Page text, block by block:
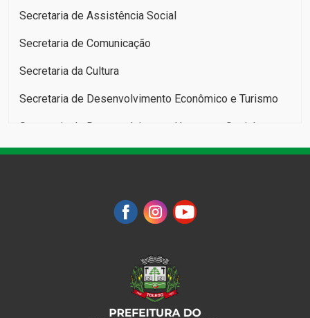
Secretaria de Assistência Social
Secretaria de Comunicação
Secretaria da Cultura
Secretaria de Desenvolvimento Econômico e Turismo
Secretaria de Desenvolvimento Humano e Social:
Secretaria de Esportes e Lazer
Secretaria da Fazenda
Secretaria da Infraestrutura Rural e Urbana e de
Secretaria do Meio Ambiente